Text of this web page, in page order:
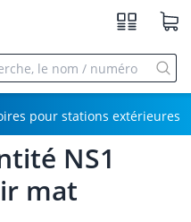
pour stations extérieures
NS1
mat